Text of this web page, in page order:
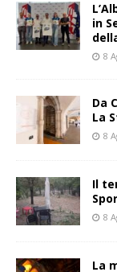
in
8
Da
La
8
Il
8
La